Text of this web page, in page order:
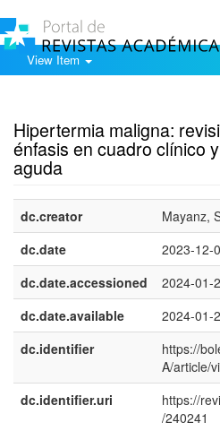
View Item
Hipertermia maligna:
énfasis en cuadro clínico
aguda
dc.creator
Mayanz,
dc.date
2023-12-
dc.date.accessioned
2024-01-
dc.date.available
2024-01-
dc.identifier
https://
A/article/
dc.identifier.uri
https://
/240241